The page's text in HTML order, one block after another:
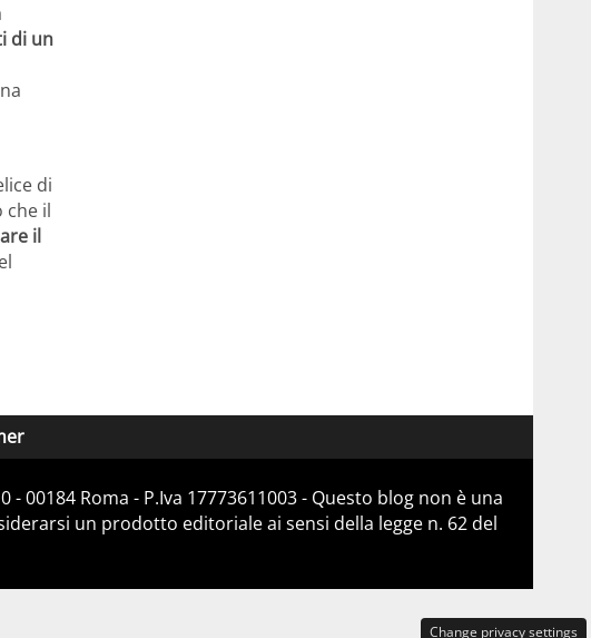
di un
di
che il
il
Roma - P.Iva 17773611003 - Questo blog non è una
un prodotto editoriale ai sensi della legge n. 62 del
Change privacy settings